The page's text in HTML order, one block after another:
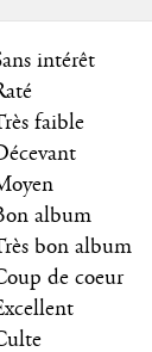
intérêt
faible
album
bon album
de coeur